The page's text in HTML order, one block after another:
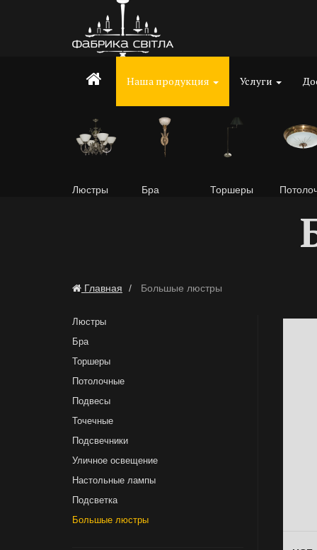
Наша продукция Услуги
Люстры Бра Торшеры
Главная Большые люстры
Люстры
Бра
Торшеры
Потолочные
Подвесы
Точечные
Подсвечники
Уличное освещение
Настольные лампы
Подсветка
Большые люстры